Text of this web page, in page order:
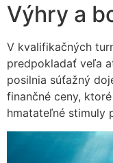
Výhry a
V kvalifikačných
predpokladať veľa
posilnia súťažný
finančné ceny,
hmatateľné stimuly